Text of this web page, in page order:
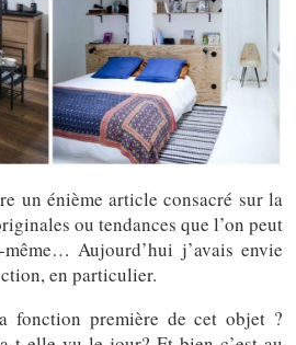
un énième article consacré sur la
ou tendances que l’on peut
Aujourd’hui j’avais envie
en particulier.
fonction première de cet objet ?